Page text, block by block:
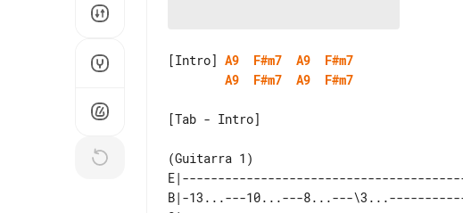
[Intro] A9 F#m7 A9
F#m7
A9
F#m7 A9 F#m7
[Tab - Intro]
B|-13...---10...---8...---